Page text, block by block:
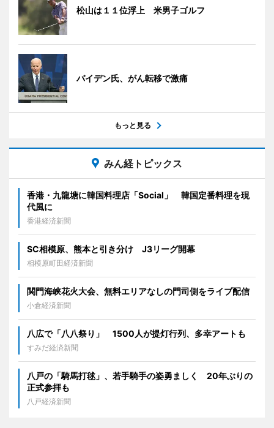
松山は１１位浮上 米男子ゴルフ
バイデン氏、がん転移で激痛
もっと見る
みん経トピックス
香港・九龍塘に韓国料理店「Social」 韓国定番料理を現
代風に
香港経済新聞
SC相模原、熊本と引き分け J3リーグ開幕
相模原町田経済新聞
関門海峡花火大会、無料エリアなしの門司側をライブ配信
小倉経済新聞
八広で「八八祭り」 1500人が提灯行列、多幸アートも
すみだ経済新聞
八戸の「騎馬打毬」、若手騎手の姿勇ましく 20年ぶりの
正式参拝も
八戸経済新聞